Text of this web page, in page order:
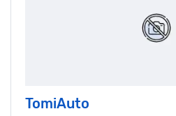
TomiAuto